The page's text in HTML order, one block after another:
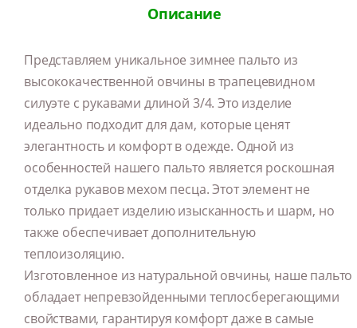
Описание
Представляем уникальное зимнее пальто из
высококачественной овчины в трапецевидном
силуэте с рукавами длиной 3/4. Это изделие
идеально подходит для дам, которые ценят
элегантность и комфорт в одежде. Одной из
особенностей нашего пальто является роскошная
отделка рукавов мехом песца. Этот элемент не
только придает изделию изысканность и шарм, но
также обеспечивает дополнительную
теплоизоляцию.
Изготовленное из натуральной овчины, наше пальто
обладает непревзойденными теплосберегающими
свойствами, гарантируя комфорт даже в самые